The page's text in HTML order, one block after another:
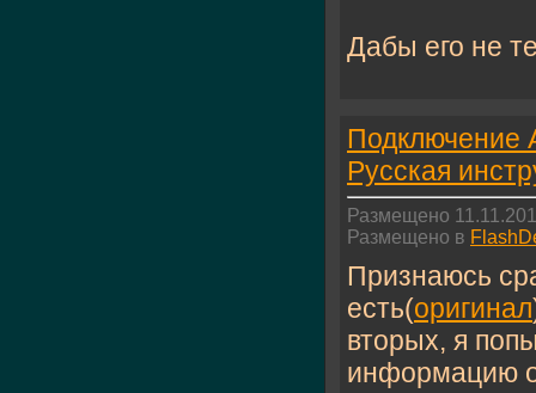
Дабы его не
Подключение
Русская
Размещено
Размещено в
Признаюсь
есть(оригинал
вторых, я
информацию